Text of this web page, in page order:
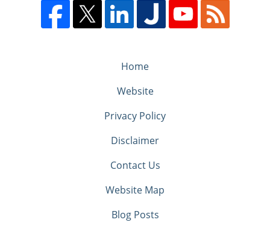
Home
Website
Privacy Policy
Disclaimer
Contact Us
Website Map
Blog Posts